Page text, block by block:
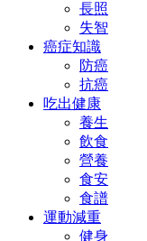
長照
失智
癌症知識
防癌
抗癌
吃出健康
養生
飲食
營養
食安
食譜
運動減重
健身